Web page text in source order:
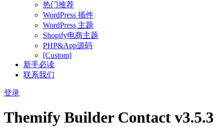
热门推荐
WordPress 插件
WordPress 主题
Shopify电商主题
PHP&App源码
[Custom]
新手必读
联系我们
登录
Themify Builder Contact v3.5.3